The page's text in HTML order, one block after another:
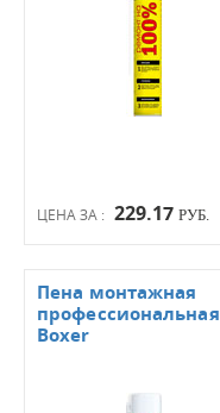
ЦЕНА ЗА : 229.17 РУБ.
Пена монтажная
профессиональная
Boxer